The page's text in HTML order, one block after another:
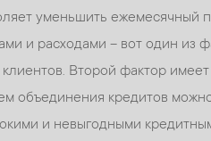
уменьшить ежемесячный
и расходами – вот один из
Второй фактор
объединения кредитов
и невыгодными